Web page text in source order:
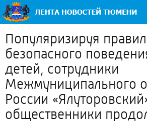
Популяризируя
безопасного
детей, сотрудники
Межмуниципального
России
общественники